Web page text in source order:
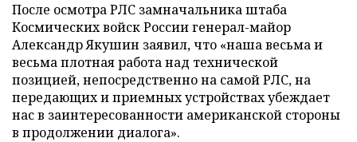
После осмотра РЛС замначальника штаба
Космических войск России генерал-майор
Александр Якушин заявил, что «наша весьма и
весьма плотная работа над технической
позицией, непосредственно на самой РЛС, на
передающих и приемных устройствах убеждает
нас в заинтересованности американской стороны
в продолжении диалога».